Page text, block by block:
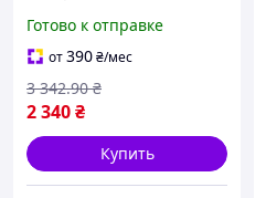
кимоно повязка для волос
скраб для тела
Готово к отправке
от390₴/мес
2 340₴
3 342.90 ₴
Купить